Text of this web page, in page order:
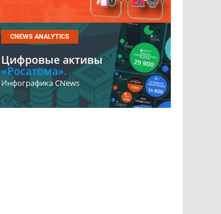
CNEWS ANALYTICS
Цифровые активы
«Росатома».
Инфографика CNews